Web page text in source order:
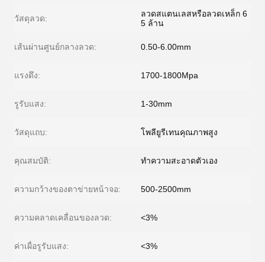
วัสดุลวด:
ลวดสแตนเลสหรือลวดเหล็ก 6
5 ล้าน
เส้นผ่านศูนย์กลางลวด: 0.50-6.00mm
แรงดึง: 1700-1800Mpa
รูรับแสง: 1-30mm
วัสดุแถบ: โพลียูรีเทนคุณภาพสูง
คุณสมบัติ: ทำความสะอาดตัวเอง
ความกว้างของตาข่ายหน้าจอ: 500-2500mm
ความคลาดเคลื่อนของลวด: <3%
ค่าเผื่อรูรับแสง: <3%